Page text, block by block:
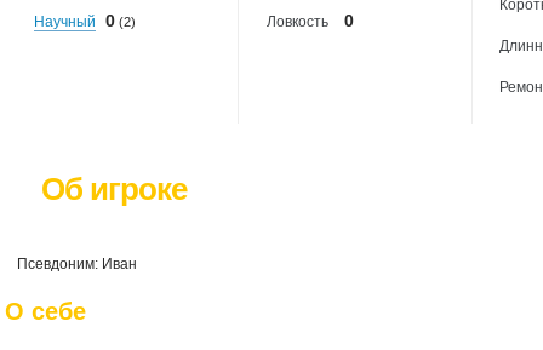
Научный 0 (2) Ловкость 0
Об игроке
Псевдоним: Иван
О себе